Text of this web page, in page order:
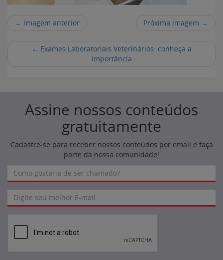
← Imagem anterior Próxima imagem →
← Exames Laboratoriais Veterinários: conheça a
importância
Assine nossos conteúdos
gratuitamente
Cadastre-se para receber nossos conteúdos por email e faça
parte da nossa comunidade!